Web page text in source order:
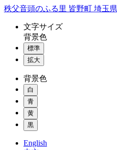
コ
秩父音頭のふる里 皆野町 埼玉
文字サイズ
背景色
標準
拡大
背景色
白
青
黄
黒
English